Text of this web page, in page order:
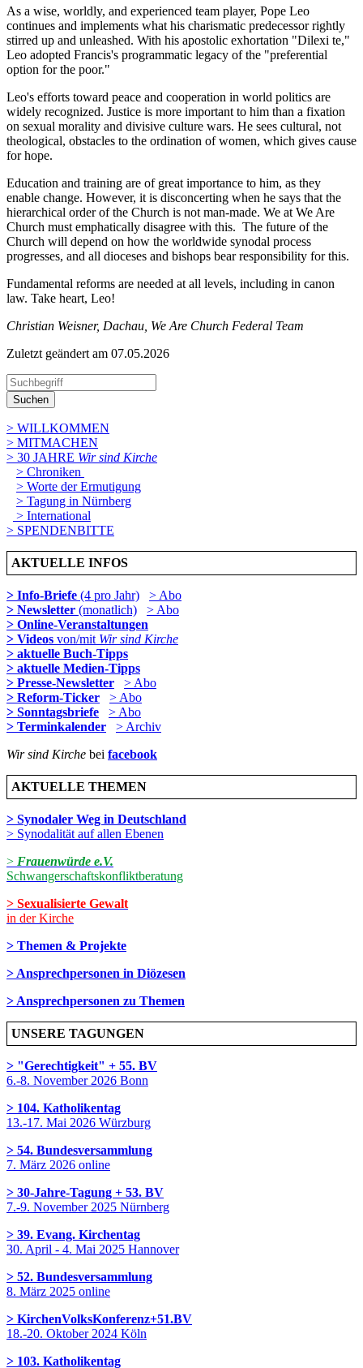
As a wise, worldly, and experienced team player, Pope Leo
continues and implements what his charismatic predecessor rightly
stirred up and unleashed. With his apostolic exhortation "Dilexi te,"
Leo adopted Francis's programmatic legacy of the "preferential
option for the poor."
Leo's efforts toward peace and cooperation in world politics are
widely recognized. Justice is more important to him than a fixation
on sexual morality and divisive culture wars. He sees cultural, not
theological, obstacles to the ordination of women, which gives cause
for hope.
Education and training are of great importance to him, as they
enable change. However, it is disconcerting when he says that the
hierarchical order of the Church is not man-made. We at We Are
Church must emphatically disagree with this. The future of the
Church will depend on how the worldwide synodal process
progresses, and all dioceses and bishops bear responsibility for this.
Fundamental reforms are needed at all levels, including in canon
law. Take heart, Leo!
Christian Weisner, Dachau, We Are Church Federal Team
Zuletzt geändert am 07­.05.2026
Suchen
> WILLKOMMEN
> MITMACHEN
> 30 JAHRE Wir sind Kirche
> Chroniken
> Worte der Ermutigung
> Tagung in Nürnberg
> International
> SPENDENBITTE
AKTUELLE INFOS
> Info-Briefe (4 pro Jahr)
> Abo
> Newsletter (monatlich)
> Abo
> Online-Veranstaltungen
> Videos von/mit Wir sind Kirche
> aktuelle Buch-Tipps
> aktuelle Medien-Tipps
> Presse-Newsletter
> Abo
> Reform-Ticker
> Abo
> Sonntagsbriefe
> Abo
> Terminkalender
> Archiv
Wir sind Kirche bei facebook
AKTUELLE THEMEN
> Synodaler Weg in Deutschland
> Synodalität auf allen Ebenen
> Frauenwürde e.V.
Schwangerschaftskonfliktberatung
> Sexualisierte Gewalt
in der Kirche
> Themen & Projekte
> Ansprechpersonen in Diözesen
> Ansprechpersonen zu Themen
UNSERE TAGUNGEN
> "Gerechtigkeit" + 55. BV
6.-8. November 2026 Bonn
> 104. Katholikentag
13.-17. Mai 2026 Würzburg
> 54. Bundesversammlung
7. März 2026 online
> 30-Jahre-Tagung + 53. BV
7.-9. November 2025 Nürnberg
> 39. Evang. Kirchentag
30. April - 4. Mai 2025 Hannover
> 52. Bundesversammlung
8. März 2025 online
> KirchenVolksKonferenz+51.BV
18.-20. Oktober 2024 Köln
> 103. Katholikentag